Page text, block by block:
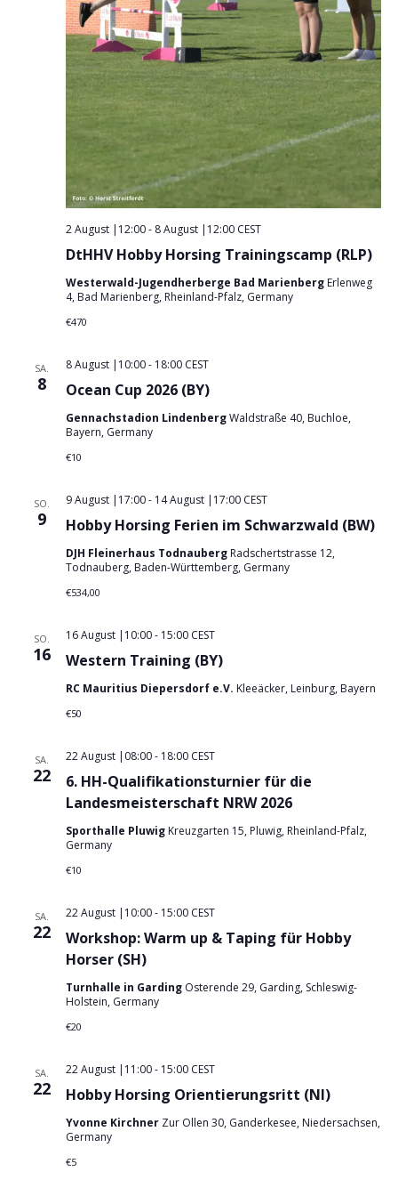
n
g
e
n
S
u
h
e
n
d
c
n
N
a
g
A
n
s
i
c
h
e
n
N
a
DtHHV Hobby Horsing Trainingscamp (RLP)
2 August |12:00- 8 August |12:00 CEST
Westerwald-Jugendherberge Bad Marienberg Erlenweg
4, Bad Marienberg, Rheinland-Pfalz, Germany
€470
SA.
8 Ocean Cup 2026 (BY)
8 August |10:00- 18:00 CEST
Gennachstadion LindenbergWaldstraße 40, Buchloe,
Bayern, Germany
€10
SO.
9 Hobby Horsing Ferien im Schwarzwald (BW)
9 August |17:00- 14 August |17:00 CEST
DJH Fleinerhaus Todnauberg Radschertstrasse 12,
Todnauberg, Baden-Württemberg, Germany
€534,00
SO.
16 Western Training (BY)
16 August |10:00- 15:00 CEST
RC Mauritius Diepersdorf e.V. Kleeäcker, Leinburg, Bayern
€50
SA.
22
6. HH-Qualifikationsturnier für die
Landesmeisterschaft NRW 2026
22 August |08:00- 18:00 CEST
Sporthalle Pluwig Kreuzgarten 15, Pluwig, Rheinland-Pfalz,
Germany
€10
SA.
22
Workshop: Warm up & Taping für Hobby
Horser (SH)
22 August |10:00- 15:00 CEST
Turnhalle in Garding Osterende 29, Garding, Schleswig-
Holstein, Germany
€20
SA.
22 Hobby Horsing Orientierungsritt (NI)
22 August |11:00- 15:00 CEST
Yvonne Kirchner Zur Ollen 30, Ganderkesee, Niedersachsen,
Germany
€5